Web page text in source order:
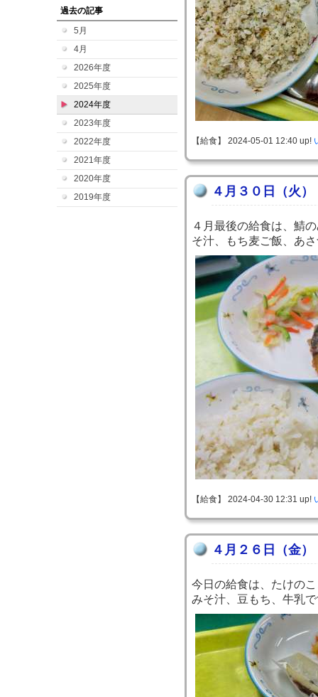
過去の記事
5月
4月
2026年度
2025年度
2024年度
2023年度
2022年度
2021年度
2020年度
2019年度
【給食】 2024-05-01 12:40 up!
４月３０日（火）
４月最後の給食は、鯖
そ汁、もち麦ご飯、あ
【給食】 2024-04-30 12:31 up!
４月２６日（金）
今日の給食は、たけの
みそ汁、豆もち、牛乳